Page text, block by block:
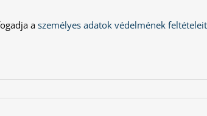
aszemélyes adatok védelmének feltételeit